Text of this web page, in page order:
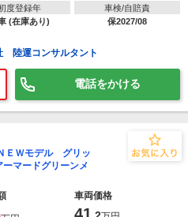
度登録年
(在庫あり)
車検/自賠責
保2027/08
運コンサルタント
電話をかける
ＥＷモデル グリッ
マードグリーンメ
車両価格